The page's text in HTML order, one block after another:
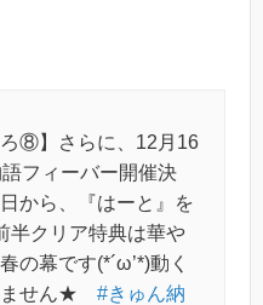
ろ⑧】さらに、12月16
フィーバー開催決
から、『はーと』を
半クリア特典は華や
の幕です(*´ω’*)動く
ません★ #きゅん納